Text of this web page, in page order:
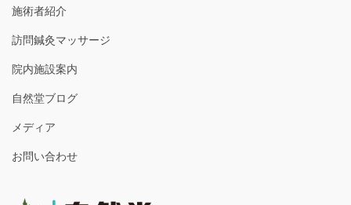
施術者紹介
訪問鍼灸マッサージ
院内施設案内
自然堂ブログ
メディア
お問い合わせ